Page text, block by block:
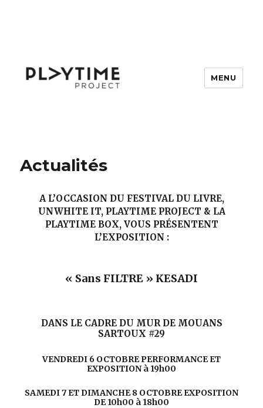
MENU
Actualités
A L’OCCASION DU FESTIVAL DU LIVRE,
UNWHITE IT, PLAYTIME PROJECT & LA
PLAYTIME BOX, VOUS PRÉSENTENT
L’EXPOSITION :
« Sans FILTRE » KESADI
DANS LE CADRE DU MUR DE MOUANS
SARTOUX #29
VENDREDI 6 OCTOBRE PERFORMANCE ET
EXPOSITION à 19h00
SAMEDI 7 ET DIMANCHE 8 OCTOBRE EXPOSITION
DE 10h00 à 18h00